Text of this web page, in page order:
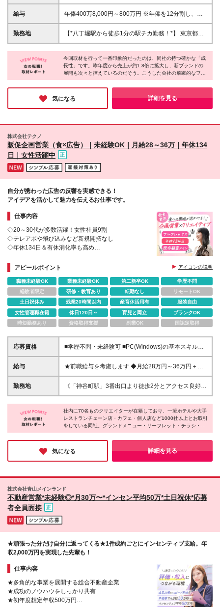
的なPCスキル（Excel, PPT等） ・大卒以上 【このよ
うな方は大歓迎です＊*】 ・コスメやホビー、トレン
ード感を持って仕事を進めるのが得意な方 ・個人プ
レーより、チームで目標に向かって進む環境が好きな
を提案したい」 「自分の”好き”や直感を活かした働き
方がしたい」 「論理的に考え、効率よくスマートに
働きたい」 そんな方を歓迎します。
給与
年俸400万8,000円～800万円 ※年俸を12分割し、毎
月支給します。 ＜月額支給例＞ 月給33万4,000円～
66万6,000円 ＜月給内訳＞ 基本給：27万500円～ 固
考慮のうえ決定します。 ※試用期間3ヶ月あり（期間
中の給与・待遇に変更はありません） 昇給：年1回
（評価に応じて昇給・降給を決定）
勤務地
【*八丁堀駅から徒歩1分の駅チカ勤務！*】 東京都中
央区八丁堀二丁目24番3号 PMO八丁堀27階 ※(変更の
範囲)上記を除く当社関連勤務地
今回取材を行って一番印象的だったのは、同社の持つ確かな「成
長性」です。昨年度から売上が約1.8倍に拡大し、新ブランドの
展開も次々と控えているのだそう。こうした会社の飛躍的なフェ
ーズだからこそ、年齢に関係なくアイデアを形にするチャンスが
豊富にあるとのこと。成長企業ならではの質の高い経験を重ねる
ことで、ご自身の市場価値も自然と高まっていくはず。新たなキ
ャリアをここで描いてみませんか？
気になる 詳細を見る
株式会社テクノ
販促企画営業（食×広告）｜未経験OK｜月給28～36万｜年休134
日｜女性活躍中
自分が携わった広告の反響を実感できる！
アイデアを活かして魅力を伝えるお仕事です。
仕事内容
◇20～30代が多数活躍！女性社員9割
◇テレアポや飛び込みなど新規開拓なし
◇年休134日＆有休消化率も高め
アピールポイント
アイコンの説明
職種未経験OK 業種未経験OK 第二新卒OK
学歴不問
経験者限定
研修・教育あり 転勤なし
リモートOK
土日祝休み
残業20時間以内 産育休活用有
服装自由
女性管理職在籍
休日120日～ 育児と両立
ブランクOK
時短勤務あり
資格取得支援 副業OK 国認定取得
応募資格
■学歴不問・未経験可 ■PC(Windows)の基本スキルが
ある方 └メール・Word・Excelの基本操作 ＜未経験で
も安心のスタート＞ ホテルやアパレル等、対人経験
みなしの既存中心で、知識は入社後に学べるのでご安
心ください◎ お客様の商品の魅力を伝え、売上アッ
なく、お客様の想いに寄り添い、 共に成果を出して
直接喜んでいただける時は、 大きなやりがいを感じ
られます。 短期ではなく、長期的なお付き合いがで
給与
★前職給与を考慮します ◆月給28万円～36万円＋賞
与年2回 ※経験・能力・前職給与を考慮し、話し合い
の上で決定いたします。 ※上記金額には固定残業代
リフレッシュ休暇がありません（その他、期間中の給
与・雇用形態に差異はありません）
勤務地
《「神谷町駅」3番出口より徒歩2分とアクセス良好》
■本社：東京都港区虎ノ門3-23-6 RBM虎ノ門ビル ＊
交通アクセス抜群！ 麻布台ヒルズすぐの好立地なの
で ランチや仕事帰りのショッピングも楽しめる環境
です。 (変更の範囲)上記を除く当社関連勤務地
社内に70名ものクリエイターが在籍しており、一流ホテルや大手
レストランチェーン店・カフェ・個人店など1000社以上とお取引
をしている同社。グランドメニュー・リーフレット・チラシ・看
板・ロゴ・パッケージや、Webサイト制作・デジタルサイネー
ジ・SNS施策・動画制作などの企画から制作、広告運営までワン
ストップで手がけている点が特長です。飲食業界が中心のため、
食に興味がある方にもピッタリだと思います♪
気になる 詳細を見る
株式会社青山メインランド
不動産営業*未経験◎*⽉30万〜*インセン平均50万*⼟⽇祝休*応募
者全員面接
★頑張った分だけ⾃分に返ってくる★1件成約ごとにインセンティブ⽀給。年
収2,000万円を実現した先輩も！
仕事内容
★多⾓的な事業を展開する総合不動産企業
★成功のノウハウをしっかり共有
★初年度想定年収500万円